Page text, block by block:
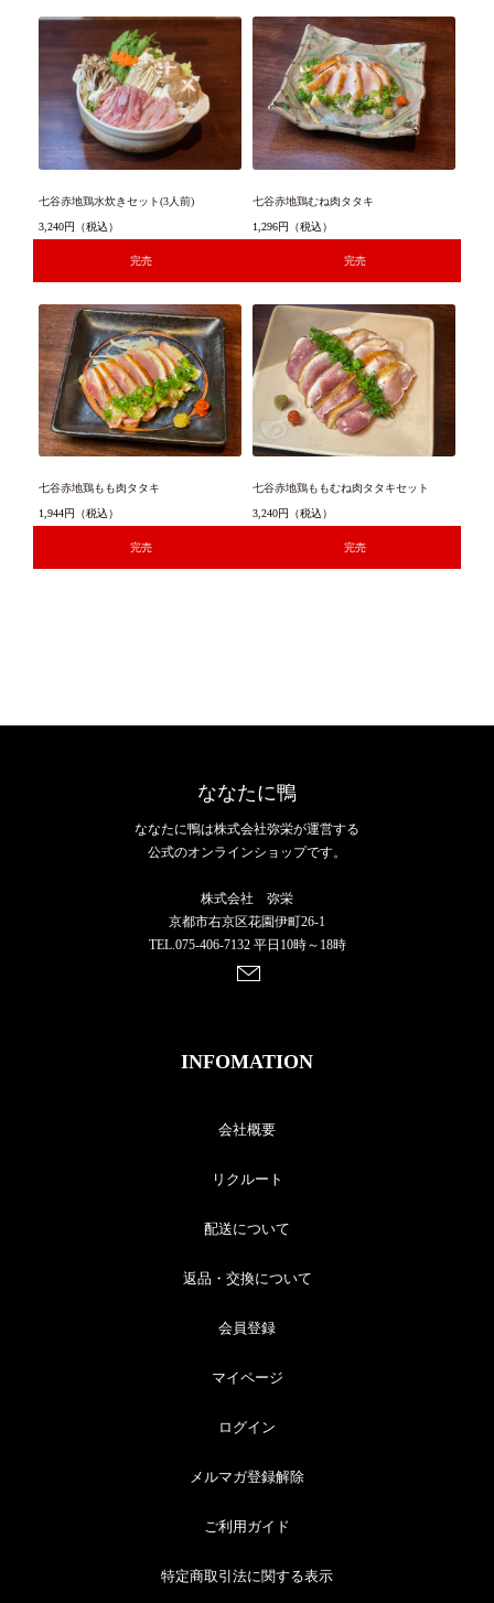
七谷赤地鶏水炊きセット(3人前)
3,240円 （税込）
完売
七谷赤地鶏むね肉タタキ
1,296円 （税込）
完売
七谷赤地鶏もも肉タタキ
1,944円 （税込）
完売
七谷赤地鶏ももむね肉タタキセット
3,240円 （税込）
完売
ななたに鴨
ななたに鴨は株式会社弥栄が運営する
公式のオンラインショップです。
株式会社 弥栄
京都市右京区花園伊町26-1
TEL.075-406-7132 平日10時～18時
INFOMATION
会社概要
リクルート
配送について
返品・交換について
会員登録
マイページ
ログイン
メルマガ登録解除
ご利用ガイド
特定商取引法に関する表示